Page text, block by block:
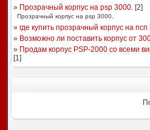
» Прозрачный корпус на psp 3000.[2]
Прозрачный корпус на psp 3000.
» где купить прозрачный корпус на
» Возможно ли поставить корпус от
» Продам корпус PSP-2000 со всеми
[1]